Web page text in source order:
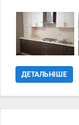
та інша
швидко дістатися
пишіть, щоб
перегляд квартири.
ДЕТАЛЬНІШЕ